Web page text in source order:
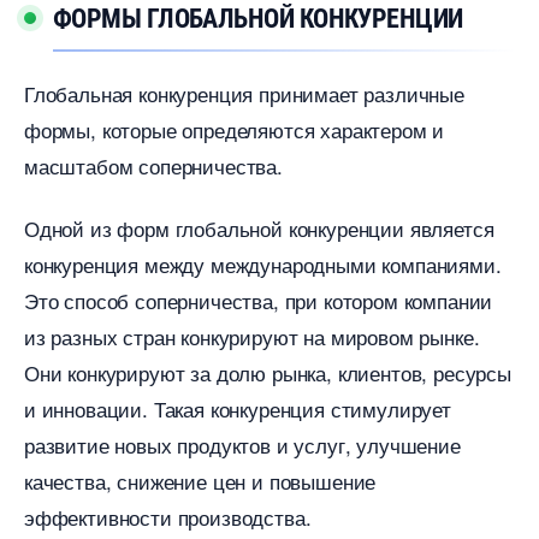
ФОРМЫ ГЛОБАЛЬНОЙ КОНКУРЕНЦИИ
Глобальная конкуренция принимает различные
формы, которые определяются характером и
масштабом соперничества.​
Одной из форм глобальной конкуренции является
конкуренция между международными компаниями.​
Это способ соперничества, при котором компании
из разных стран конкурируют на мировом рынке.​
Они конкурируют за долю рынка, клиентов, ресурсы
и инновации. Такая конкуренция стимулирует
развитие новых продуктов и услуг, улучшение
качества, снижение цен и повышение
эффективности производства.